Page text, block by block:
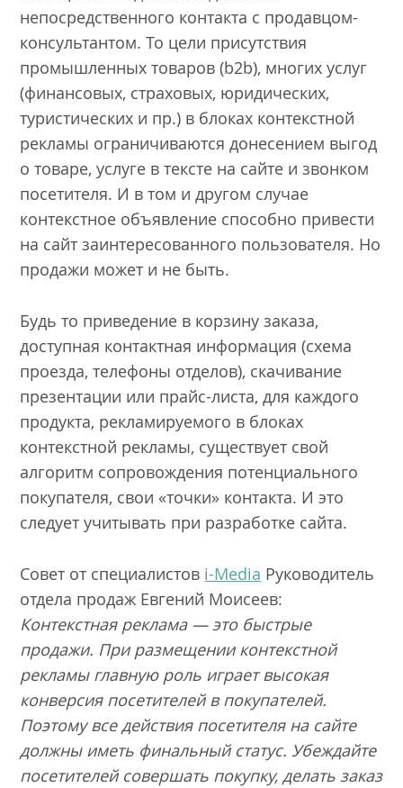
непосредственного контакта с продавцом-
консультантом. То цели присутствия
промышленных товаров (b2b), многих услуг
(финансовых, страховых, юридических,
туристических и пр.) в блоках контекстной
рекламы ограничиваются донесением выгод
о товаре, услуге в тексте на сайте и звонком
посетителя. И в том и другом случае
контекстное объявление способно привести
на сайт заинтересованного пользователя. Но
продажи может и не быть.
Будь то приведение в корзину заказа,
доступная контактная информация (схема
проезда, телефоны отделов), скачивание
презентации или прайс-листа, для каждого
продукта, рекламируемого в блоках
контекстной рекламы, существует свой
алгоритм сопровождения потенциального
покупателя, свои «точки» контакта. И это
следует учитывать при разработке сайта.
Совет от специалистов i-Media Руководитель
отдела продаж Евгений Моисеев:
Контекстная реклама — это быстрые
продажи. При размещении контекстной
рекламы главную роль играет высокая
конверсия посетителей в покупателей.
Поэтому все действия посетителя на сайте
должны иметь финальный статус. Убеждайте
посетителей совершать покупку, делать заказ